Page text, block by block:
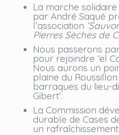
La marche
par André Saqué
l’association
Pierres Sèches de
Nous passerons
pour rejoindre ‘el
Nous aurons un
plaine du
barraques du lieu-
Gibert’.
La Commission
durable de Cases
un